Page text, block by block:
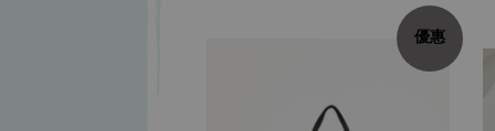
優惠